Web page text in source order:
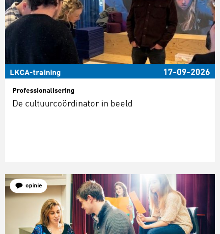
LKCA-training 17-09-2026
Professionalisering
De cultuurcoördinator in beeld
opinie